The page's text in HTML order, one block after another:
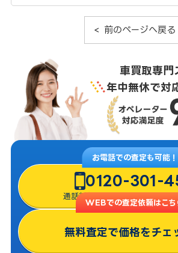
前のページへ戻る
車買取専門
年中無休で対
お電話での査定も可能！
0120-301-
通話料無料・8:00〜22:00（年
WEBでの査定依頼はこち
無料査定で価格をチェ